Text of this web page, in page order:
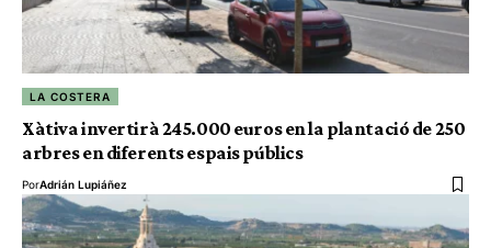
LA COSTERA
Xàtiva invertirà 245.000 euros en la plantació de 250
arbres en diferents espais públics
PorAdrián Lupiáñez